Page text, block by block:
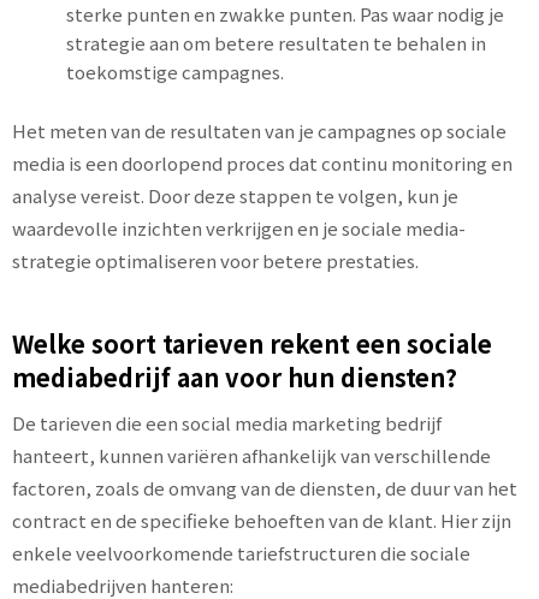
sterke punten en zwakke punten. Pas waar nodig je
strategie aan om betere resultaten te behalen in
toekomstige campagnes.
Het meten van de resultaten van je campagnes op sociale
media is een doorlopend proces dat continu monitoring en
analyse vereist. Door deze stappen te volgen, kun je
waardevolle inzichten verkrijgen en je sociale media-
strategie optimaliseren voor betere prestaties.
Welke soort tarieven rekent een sociale
mediabedrijf aan voor hun diensten?
De tarieven die een social media marketing bedrijf
hanteert, kunnen variëren afhankelijk van verschillende
factoren, zoals de omvang van de diensten, de duur van het
contract en de specifieke behoeften van de klant. Hier zijn
enkele veelvoorkomende tariefstructuren die sociale
mediabedrijven hanteren: